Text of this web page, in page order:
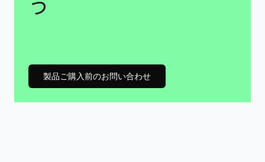
う
製品ご購入前のお問い合わせ